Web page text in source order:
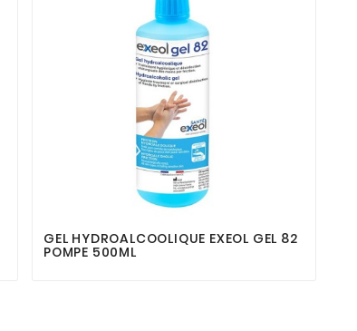
  
GEL HYDROALCOOLIQUE EXEOL GEL 82
POMPE 500ML